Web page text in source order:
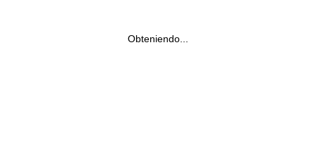
Obteniendo...